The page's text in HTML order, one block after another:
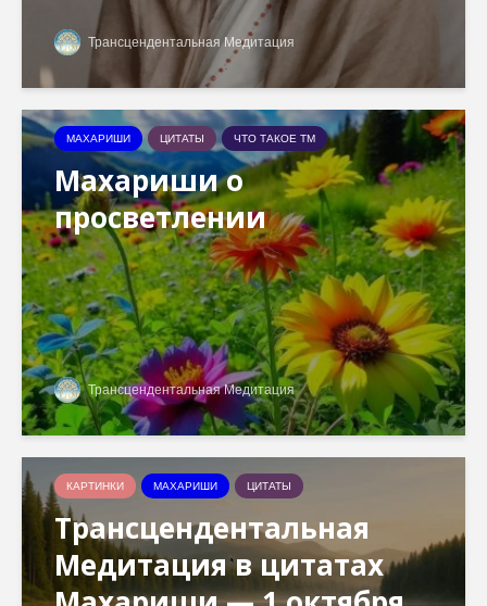
Трансцендентальная Медитация
МАХАРИШИ ЦИТАТЫ ЧТО ТАКОЕ ТМ
Махариши о
просветлении
Трансцендентальная Медитация
КАРТИНКИ МАХАРИШИ ЦИТАТЫ
Трансцендентальная
Медитация в цитатах